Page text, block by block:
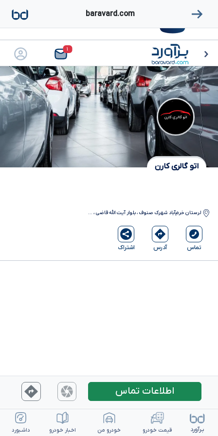
دانلود برآورد
۱
baravard.com
اتو گالری کارن
اتو گالری کارن
لرستان خرم‌آباد شهرک صنوف ، بلوار آیت الله قاضی ، ...
تماس آدرس اشتراک
اطلاعات تماس
بـرآورد قیمت خـودرو خـودرو من اخـبار خـودرو داشـبورد